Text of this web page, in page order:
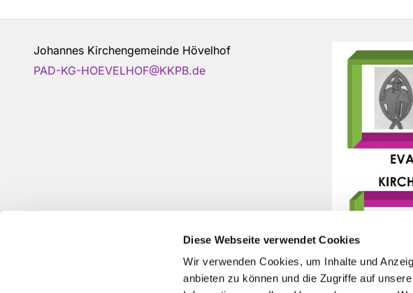
Diese Webseite verwendet Cookies
Wir verwenden Cookies, um Inhalte und
anbieten zu können und die Zugriffe auf
Johannes Kirchengemeinde Hövelhof
PAD-KG-HOEVELHOF@KKPB.de